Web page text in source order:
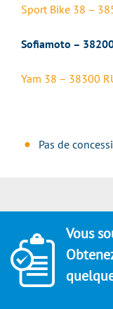
Sport Bike 38 –
Sofiamoto –
Yam 38 – 38300
Pas de
Vous